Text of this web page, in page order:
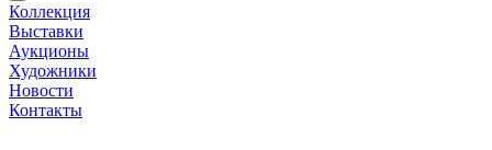
Коллекция
Выставки
Аукционы
Художники
Новости
Контакты